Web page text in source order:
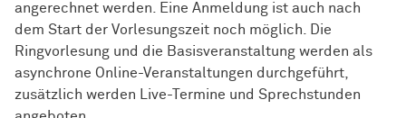
angerechnet wer­den. Eine Anmeldung ist auch nach
dem Start der Vorlesungszeit noch möglich. Die
Ringvorlesung und die Basisveranstaltung werden als
asynchrone Online-Veranstaltungen durchgeführt,
zusätzlich werden Live-Termine und Sprechstunden